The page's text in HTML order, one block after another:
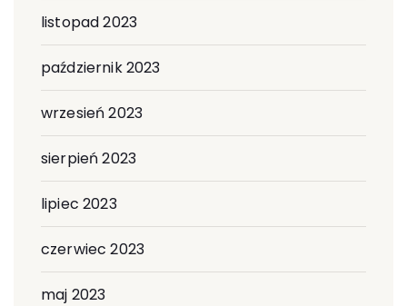
listopad 2023
październik 2023
wrzesień 2023
sierpień 2023
lipiec 2023
czerwiec 2023
maj 2023